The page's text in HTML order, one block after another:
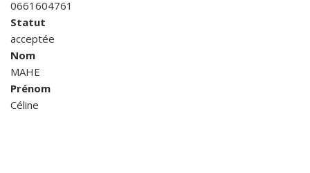
0661604761
Statut
acceptée
Nom
MAHE
Prénom
Céline